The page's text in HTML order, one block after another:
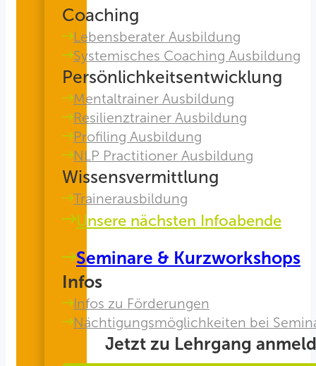
Coaching
Lebensberater Ausbildung
Systemisches Coaching Ausbildung
Persönlichkeitsentwicklung
Mentaltrainer Ausbildung
Resilienztrainer Ausbildung
Profiling Ausbildung
NLP Practitioner Ausbildung
Wissensvermittlung
Trainerausbildung
Unsere nächsten Infoabende
Seminare & Kurzworkshops
Infos
Infos zu Förderungen
Nächtigungsmöglichkeiten bei
Jetzt zu Lehrgang